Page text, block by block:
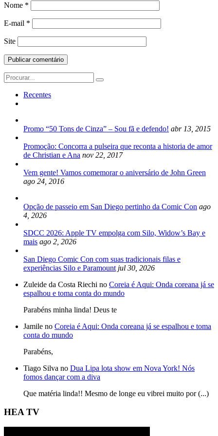
Nome *
E-mail *
Site
Search
for:
Recentes
Promo “50 Tons de Cinza” – Sou fã e defendo! abr 13, 2015
Promoção: Concorra a pulseira que reconta a historia de amor
de Christian e Ana nov 22, 2017
Vem gente! Vamos comemorar o aniversário de John Green
ago 24, 2016
Opção de passeio em San Diego pertinho da Comic Con ago
4, 2026
SDCC 2026: Apple TV empolga com Silo, Widow’s Bay e
mais ago 2, 2026
San Diego Comic Con com suas tradicionais filas e
experiências Silo e Paramount jul 30, 2026
Zuleide da Costa Riechi no Coreia é Aqui: Onda coreana já se
espalhou e toma conta do mundo
Parabéns minha linda! Deus te
Jamile no Coreia é Aqui: Onda coreana já se espalhou e toma
conta do mundo
Parabéns,
Tiago Silva no Dua Lipa lota show em Nova York! Nós
fomos dançar com a diva
Que matéria linda!! Mesmo de longe eu vibrei muito por (...)
HEA TV